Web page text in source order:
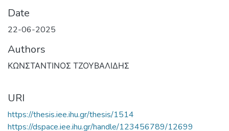
Date
22-06-2025
Authors
ΚΩΝΣΤΑΝΤΙΝΟΣ ΤΖΟΥΒΑΛΙΔΗΣ
URI
https://thesis.iee.ihu.gr/thesis/1514
https://dspace.iee.ihu.gr/handle/123456789/12699